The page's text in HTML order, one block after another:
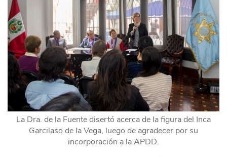
La Dra. de la Fuente disertó acerca de la figura del Inca
Garcilaso de la Vega, luego de agradecer por su
incorporación a la APDD.